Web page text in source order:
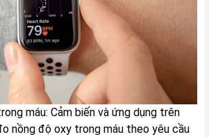
máu: Cảm biến và ứng dụng trên
nồng độ oxy trong máu theo yêu cầu